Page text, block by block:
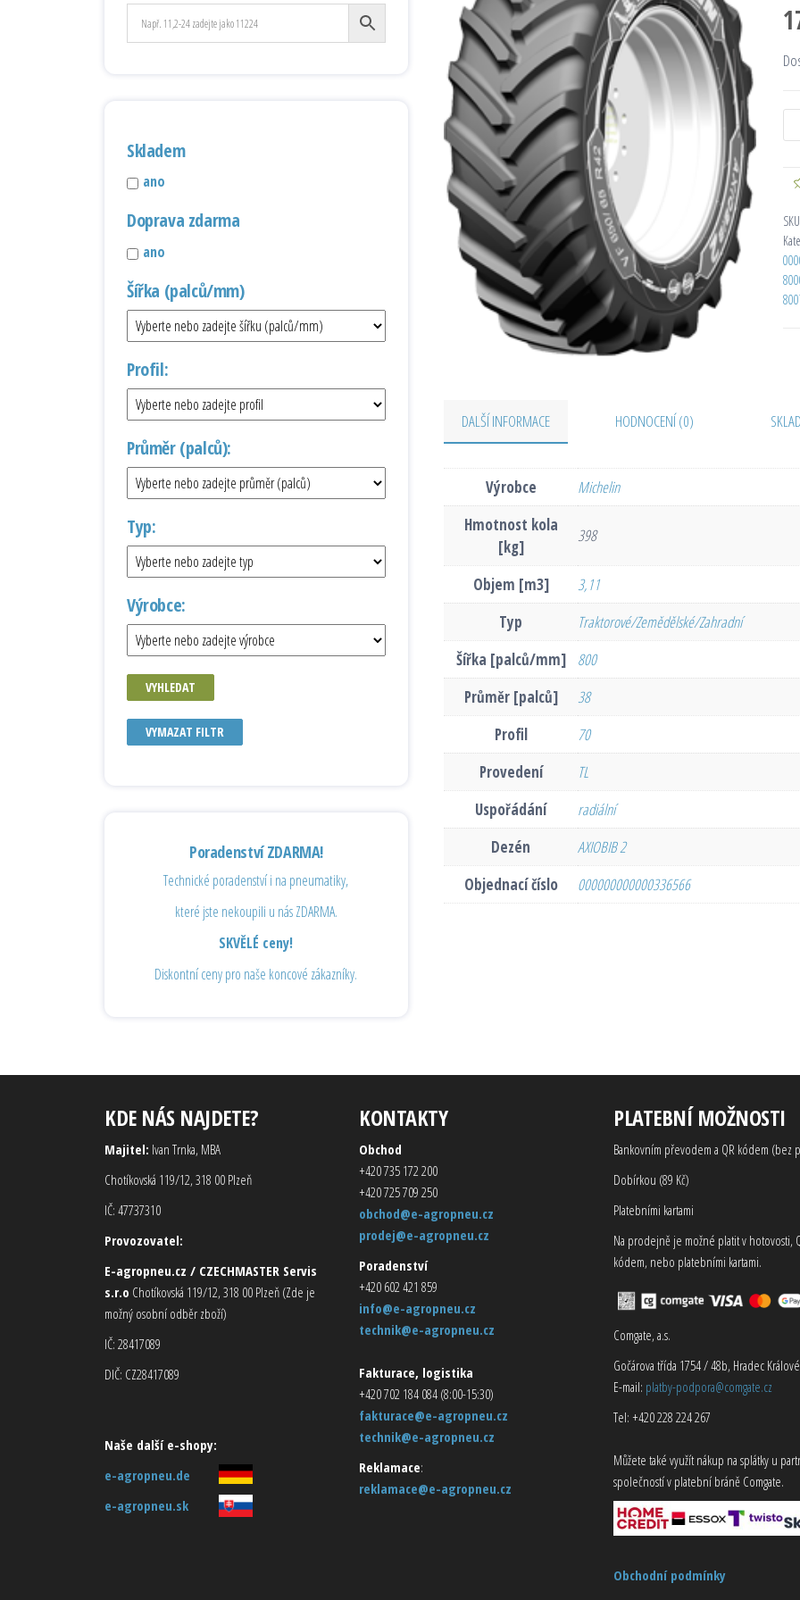
DALŠÍ INFORMACE HODNOCENÍ (0)
Výrobce
Michelin
Hmotnost kola
[kg]
398
Objem [m3]
3,11
Typ
Traktorové/Zemědělské/Zahradní
Šířka [palců/mm]
800
Průměr [palců]
38
Profil
70
Provedení
TL
Uspořádání
radiální
Dezén
AXIOBIB 2
Objednací číslo
000000000000336566
Skladem
ano
Doprava zdarma
ano
Šířka (palců/mm)
Profil:
Průměr (palců):
Typ:
Výrobce:
VYHLEDAT
VYMAZAT FILTR
Poradenství ZDARMA!
Technické poradenství i na pneumatiky,
které jste nekoupili u nás ZDARMA.
SKVĚLÉ ceny!
Diskontní ceny pro naše koncové zákazníky.
KDE NÁS NAJDETE?
Majitel: Ivan Trnka, MBA
Chotíkovská 119/12, 318 00 Plzeň
IČ: 47737310
Provozovatel:
E-agropneu.cz / CZECHMASTER Servis
s.r.o Chotíkovská 119/12, 318 00 Plzeň (Zde je
možný osobní odběr zboží)
IČ: 28417089
DIČ: CZ28417089
Naše další e-shopy:
e-agropneu.de
e-agropneu.sk
KONTAKTY
Obchod
+420 735 172 200
+420 725 709 250
obchod@e-agropneu.cz
prodej@e-agropneu.cz
Poradenství
+420 602 421 859
info@e-agropneu.cz
technik@e-agropneu.cz
Fakturace, logistika
+420 702 184 084 (8:00-15:30)
fakturace@e-agropneu.cz
technik@e-agropneu.cz
Reklamace:
reklamace@e-agropneu.cz
PLATEBNÍ MOŽNOSTI
Bankovním převodem a QR kódem (bez
Dobírkou (89 Kč)
Platebními kartami
Na prodejně je možné platit v hotovosti,
kódem, nebo platebními kartami.
Comgate, a.s.
Gočárova třída 1754 / 48b, Hradec Králové
E-mail: platby-podpora@comgate.cz
Tel: +420 228 224 267
Můžete také využít nákup na splátky u
společností v platební bráně Comgate.
Obchodní podmínky